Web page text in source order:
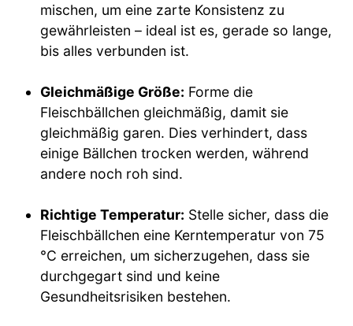
mischen, um eine zarte Konsistenz zu
gewährleisten – ideal ist es, gerade so lange,
bis alles verbunden ist.
Gleichmäßige Größe: Forme die
Fleischbällchen gleichmäßig, damit sie
gleichmäßig garen. Dies verhindert, dass
einige Bällchen trocken werden, während
andere noch roh sind.
Richtige Temperatur: Stelle sicher, dass die
Fleischbällchen eine Kerntemperatur von 75
°C erreichen, um sicherzugehen, dass sie
durchgegart sind und keine
Gesundheitsrisiken bestehen.